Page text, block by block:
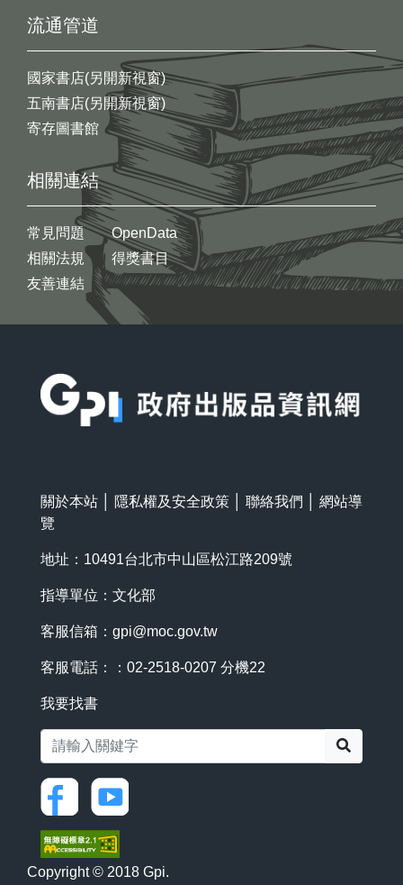
流通管道
國家書店(另開新視窗)
五南書店(另開新視窗)
寄存圖書館
相關連結
常見問題
相關法規
友善連結
OpenData
得獎書目
關於本站 隱私權及安全政策 聯絡我們
網站導
覽
地址：10491台北市中山區松江路209號
指導單位：文化部
客服信箱： gpi@moc.gov.tw
客服電話：：02-2518-0207 分機22
我要找書
Copyright © 2018 Gpi.